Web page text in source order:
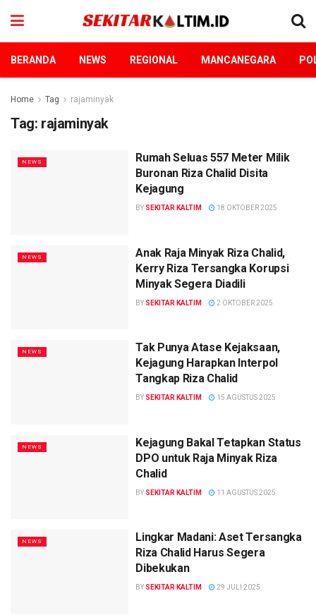
BERANDA NEWS REGIONAL MANCANEGARA
Home Tag rajaminyak
Tag: rajaminyak
NEWS
Rumah Seluas 557 Meter Milik
Buronan Riza Chalid Disita
Kejagung
BY SEKITAR KALTIM 18 OKTOBER 2025
NEWS
Anak Raja Minyak Riza Chalid,
Kerry Riza Tersangka Korupsi
Minyak Segera Diadili
BY SEKITAR KALTIM 2 OKTOBER 2025
NEWS
Tak Punya Atase Kejaksaan,
Kejagung Harapkan Interpol
Tangkap Riza Chalid
BY SEKITAR KALTIM 15 AGUSTUS 2025
NEWS
Kejagung Bakal Tetapkan Status
DPO untuk Raja Minyak Riza
Chalid
BY SEKITAR KALTIM 11 AGUSTUS 2025
NEWS
Lingkar Madani: Aset Tersangka
Riza Chalid Harus Segera
Dibekukan
BY SEKITAR KALTIM 29 JULI 2025